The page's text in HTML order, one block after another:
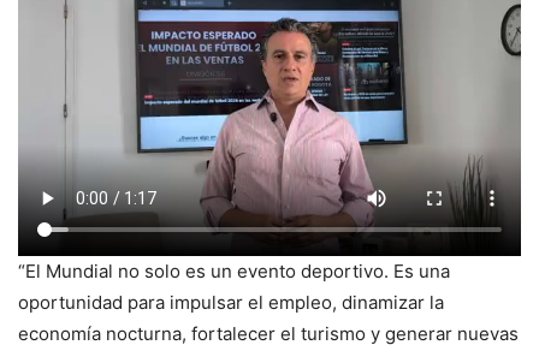
“El Mundial no solo es un evento deportivo. Es una
oportunidad para impulsar el empleo, dinamizar la
economía nocturna, fortalecer el turismo y generar nuevas